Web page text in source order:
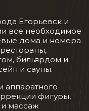
Егорьевск и
все необходимое
дома и номера
бильярдом и
и сауны.
аппаратного
фигуры,
массаж